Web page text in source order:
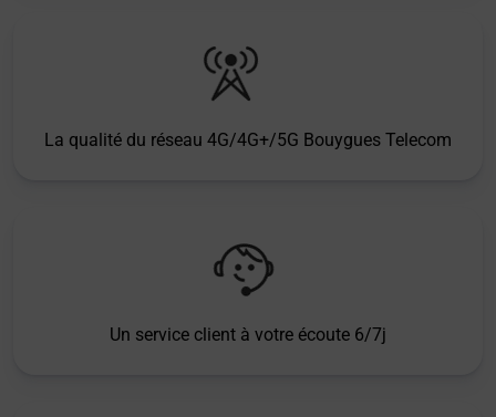
La qualité du réseau 4G/4G+/5G Bouygues Telecom
Un service client à votre écoute 6/7j